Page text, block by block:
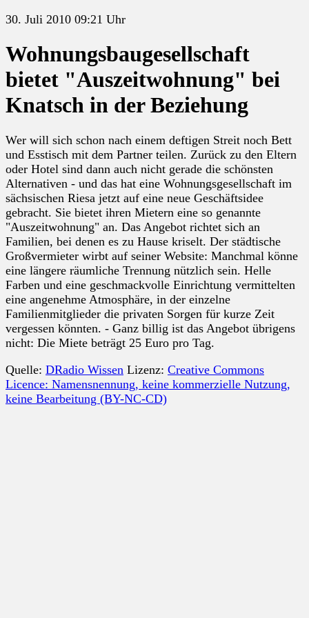
30. Juli 2010 09:21 Uhr
Wohnungsbaugesellschaft
bietet "Auszeitwohnung" bei
Knatsch in der Beziehung
Wer will sich schon nach einem deftigen Streit noch Bett
und Esstisch mit dem Partner teilen. Zurück zu den Eltern
oder Hotel sind dann auch nicht gerade die schönsten
Alternativen - und das hat eine Wohnungsgesellschaft im
sächsischen Riesa jetzt auf eine neue Geschäftsidee
gebracht. Sie bietet ihren Mietern eine so genannte
"Auszeitwohnung" an. Das Angebot richtet sich an
Familien, bei denen es zu Hause kriselt. Der städtische
Großvermieter wirbt auf seiner Website: Manchmal könne
eine längere räumliche Trennung nützlich sein. Helle
Farben und eine geschmackvolle Einrichtung vermittelten
eine angenehme Atmosphäre, in der einzelne
Familienmitglieder die privaten Sorgen für kurze Zeit
vergessen könnten. - Ganz billig ist das Angebot übrigens
nicht: Die Miete beträgt 25 Euro pro Tag.
Quelle: DRadio Wissen Lizenz: Creative Commons
Licence: Namensnennung, keine kommerzielle Nutzung,
keine Bearbeitung (BY-NC-CD)